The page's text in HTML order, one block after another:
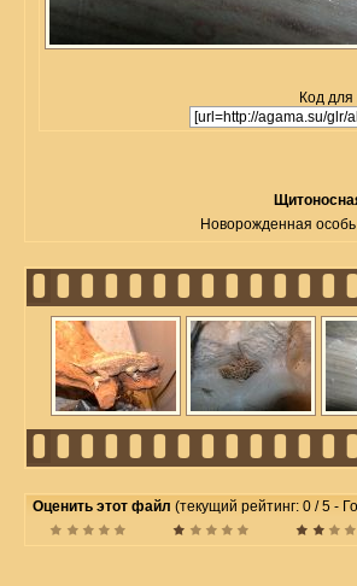
Код для
Новорожденная особь
Оценить этот файл (текущий рейтинг: 0 / 5 -